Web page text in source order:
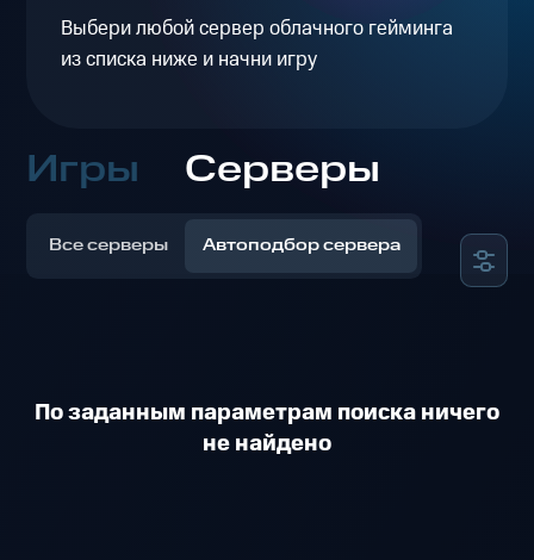
Выбери любой сервер облачного гейминга
из списка ниже и начни игру
Игры Серверы
Все серверы Автоподбор сервера
По заданным параметрам поиска ничего
не найдено